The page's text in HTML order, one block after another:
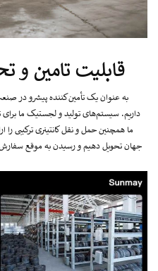
قابلیت تامین و
به عنوان یک تأمین‌کننده پیشرو در
داریم. سیستم‌های تولید و لجستیک ما
ما همچنین حمل و نقل کانتینری ترکیبی را
جهان تحویل دهیم و رسیدن به موقع